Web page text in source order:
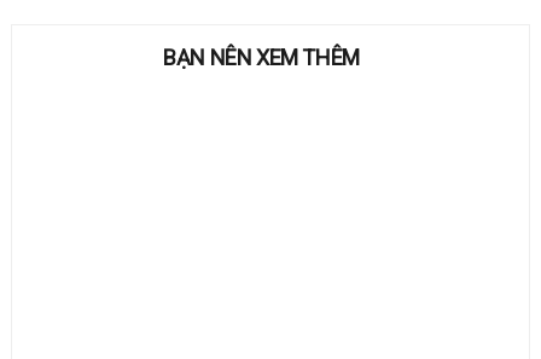
BẠN NÊN XEM THÊM